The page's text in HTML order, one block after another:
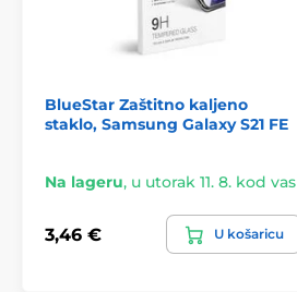
BlueStar Zaštitno kaljeno
staklo, Samsung Galaxy S21 FE
Na lageru, u utorak 11. 8. kod vas
3,46 € U košaricu